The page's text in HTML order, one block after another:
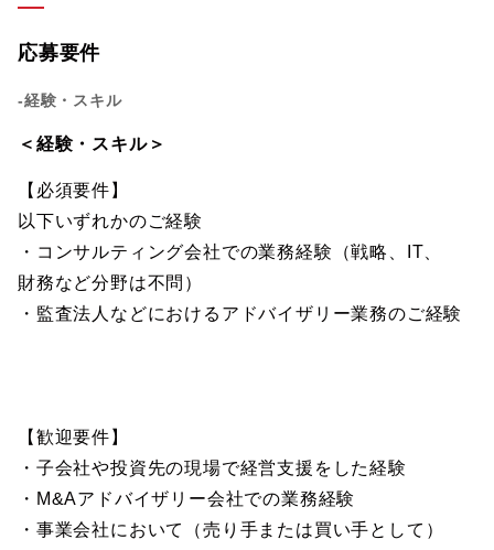
応募要件
-経験・スキル
＜経験・スキル＞
【必須要件】
以下いずれかのご経験
・コンサルティング会社での業務経験（戦略、IT、
財務など分野は不問）
・監査法人などにおけるアドバイザリー業務のご経験
【歓迎要件】
・子会社や投資先の現場で経営支援をした経験
・M&Aアドバイザリー会社での業務経験
・事業会社において（売り手または買い手として）